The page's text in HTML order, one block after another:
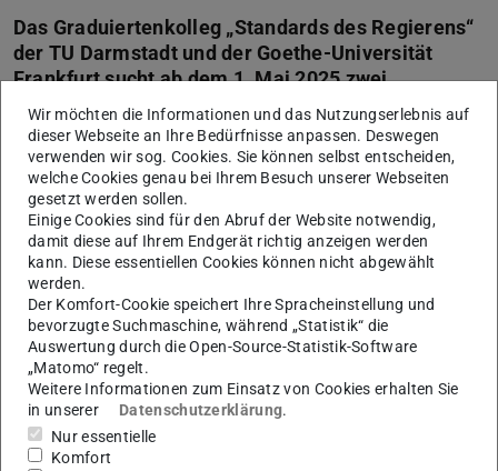
Das Graduiertenkolleg „Standards des Regierens“
der TU Darmstadt und der Goethe-Universität
Frankfurt sucht ab dem 1. Mai 2025 zwei
engagierte studentische Hilfskräfte (m/w/d).
07.02.2025 vonTimo Alexander Richter
Die Aufgaben umfassen die Unterstützung in Forschung,
Organisation und Veranstaltungsmanagement sowie die
Mitwirkung an der Öffentlichkeitsarbeit. Bewerben können
sich Studierende der Politikwissenschaft ab dem 4.
Bachelorsemester mit guten Deutsch- und
Englischkenntnissen. Geboten werden flexible
Arbeitszeiten, spannende Einblicke in wissenschaftliche
Forschung und die Möglichkeit zur Teilnahme an
Seminaren des Kollegs.
Bewerbungen und Nachfragen sind bis zum 28. Februar
Wir möchten die Informationen und das Nutzungserlebnis auf
dieser Webseite an Ihre Bedürfnisse anpassen. Deswegen
verwenden wir sog. Cookies. Sie können selbst entscheiden,
welche Cookies genau bei Ihrem Besuch unserer Webseiten
gesetzt werden sollen.
Einige Cookies sind für den Abruf der Website notwendig,
damit diese auf Ihrem Endgerät richtig anzeigen werden
kann. Diese essentiellen Cookies können nicht abgewählt
werden.
Der Komfort-Cookie speichert Ihre Spracheinstellung und
bevorzugte Suchmaschine, während „Statistik“ die
Auswertung durch die Open-Source-Statistik-Software
„Matomo“ regelt.
Weitere Informationen zum Einsatz von Cookies erhalten Sie
in unserer
Datenschutzerklärung.
Nur essentielle
Komfort